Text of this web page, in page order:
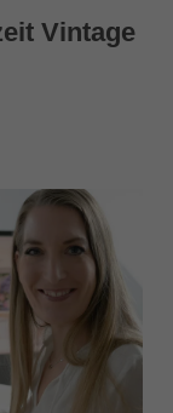
Vintage